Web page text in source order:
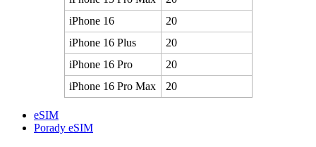
iPhone 16
20
iPhone 16 Plus
20
iPhone 16 Pro
20
iPhone 16 Pro Max
20
eSIM
Porady eSIM